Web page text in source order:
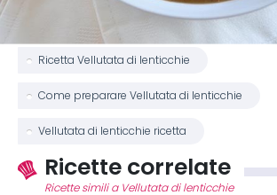
Ricetta Vellutata di lenticchie
Come preparare Vellutata di lenticchie
Vellutata di lenticchie ricetta
Ricette correlate
Ricette simili a Vellutata di lenticchie